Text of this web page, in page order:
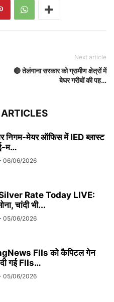
Next article
🔴 तेलंगाना सरकार को ग्रामीण क्षेत्रों में
बेघर गरीबों की पह…
निगम-मेयर ऑफिस में IED ब्लास्ट
म…
06/06/2026
Rate Today LIVE:
चांदी भी...
05/06/2026
FIIs को कैपिटल गेन
गई FIIs…
05/06/2026